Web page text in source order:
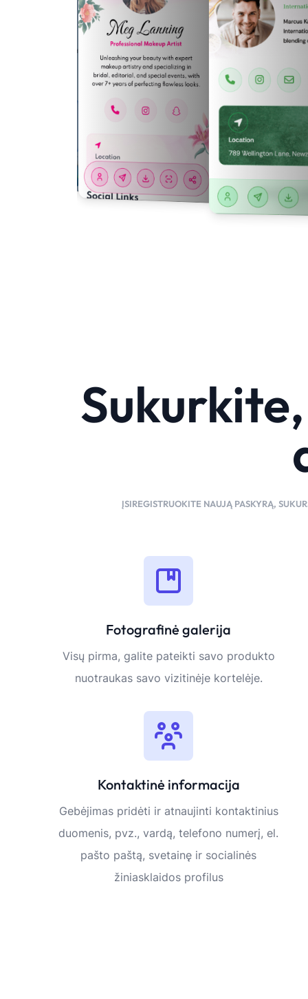
ĮSIREGISTRUOKITE NAUJĄ PASKYRĄ,
Fotografinė galerija
Visų pirma, galite pateikti savo produkto
nuotraukas savo vizitinėje kortelėje.
Kontaktinė informacija
Gebėjimas pridėti ir atnaujinti kontaktinius
duomenis, pvz., vardą, telefono numerį, el.
pašto paštą, svetainę ir socialinės
žiniasklaidos profilus